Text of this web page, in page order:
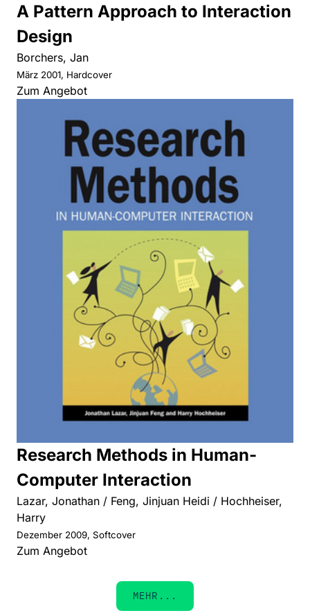
A Pattern Approach to Interaction
Design
Borchers, Jan
März 2001, Hardcover
Zum Angebot
Research Methods in Human-
Computer Interaction
Lazar, Jonathan / Feng, Jinjuan Heidi / Hochheiser,
Harry
Dezember 2009, Softcover
Zum Angebot
MEHR...